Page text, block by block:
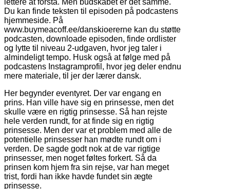
lettere at forstå. Men budskabet er det samme.
Du kan finde teksten til episoden på podcastens
hjemmeside. På
www.buymeacoff.ee/danskioererne kan du støtte
podcasten, downloade episoden, finde ordlister
og lytte til niveau 2-udgaven, hvor jeg taler i
almindeligt tempo. Husk også at følge med på
podcastens Instagramprofil, hvor jeg deler endnu
mere materiale, til jer der lærer dansk.
Her begynder eventyret. Der var engang en
prins. Han ville have sig en prinsesse, men det
skulle være en rigtig prinsesse. Så han rejste
hele verden rundt, for at finde sig en rigtig
prinsesse. Men der var et problem med alle de
potentielle prinsesser han mødte rundt om i
verden. De sagde godt nok at de var rigtige
prinsesser, men noget føltes forkert. Så da
prinsen kom hjem fra sin rejse, var han meget
trist, fordi han ikke havde fundet sin ægte
prinsesse.